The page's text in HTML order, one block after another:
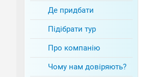
Де придбати
Підібрати тур
Про компанію
Чому нам довіряють?